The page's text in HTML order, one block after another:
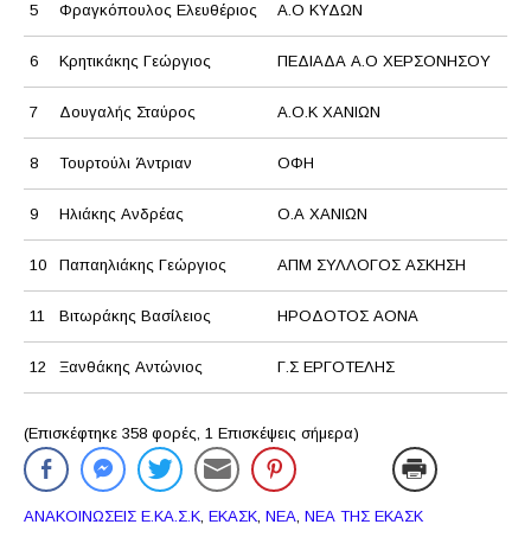
5 Φραγκόπουλος Ελευθέριος Α.Ο ΚΥΔΩΝ
6 Κρητικάκης Γεώργιος ΠΕΔΙΑΔΑ Α.Ο ΧΕΡΣΟΝΗΣΟΥ
7 Δουγαλής Σταύρος Α.Ο.Κ ΧΑΝΙΩΝ
8 Τουρτούλι Άντριαν ΟΦΗ
9 Ηλιάκης Ανδρέας Ο.Α ΧΑΝΙΩΝ
10 Παπαηλιάκης Γεώργιος ΑΠΜ ΣΥΛΛΟΓΟΣ ΑΣΚΗΣΗ
11 Βιτωράκης Βασίλειος ΗΡΟΔΟΤΟΣ ΑΟΝΑ
12 Ξανθάκης Αντώνιος Γ.Σ ΕΡΓΟΤΕΛΗΣ
(Επισκέφτηκε 358 φορές, 1 Επισκέψεις σήμερα)
ΑΝΑΚΟΙΝΩΣΕΙΣ Ε.ΚΑ.Σ.Κ, ΕΚΑΣΚ, ΝΕΑ, ΝΕΑ ΤΗΣ ΕΚΑΣΚ